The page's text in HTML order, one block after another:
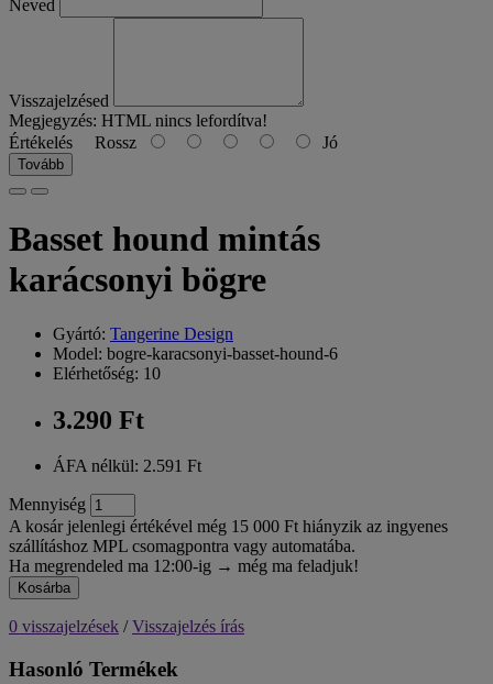
Neved
Visszajelzésed
Megjegyzés: HTML nincs lefordítva!
Értékelés Rossz Jó
Tovább
Basset hound mintás
karácsonyi bögre
Gyártó: Tangerine Design
Model: bogre-karacsonyi-basset-hound-6
Elérhetőség: 10
3.290 Ft
ÁFA nélkül: 2.591 Ft
Mennyiség
A kosár jelenlegi értékével még 15 000 Ft hiányzik az ingyenes
szállításhoz MPL csomagpontra vagy automatába.
Ha megrendeled ma 12:00-ig → még ma feladjuk!
Kosárba
0 visszajelzések /Visszajelzés írás
Hasonló Termékek